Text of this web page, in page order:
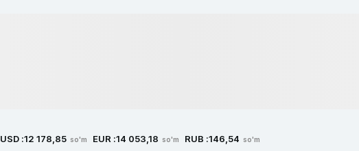
USD :12 178,85 so'm EUR :14 053,18 so'm RUB :146,54 so'm